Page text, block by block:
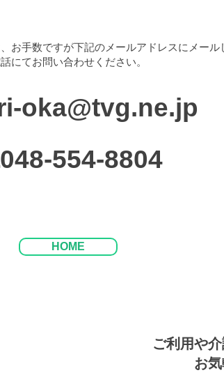
お手数ですが下記のメールアドレスにメール
にてお問い合わせください。
oka@tvg.ne.jp
554-8804
HOME
ご利用や
お